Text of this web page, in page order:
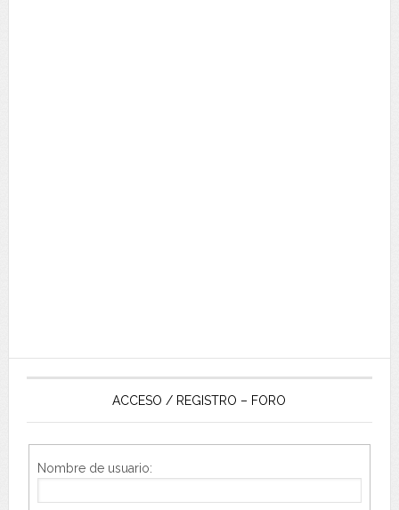
ACCESO / REGISTRO – FORO
Nombre de usuario: